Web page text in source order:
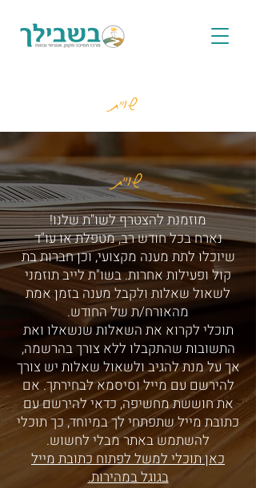
שו"ת
שו"ת
מוזמנת להצטרף לשו"ת שלנו!
נארח בכל חודש רב, מטפלת או עו"ד
שיוכלו לתת מענה מקצועי, וכן חברות בת
קול ופעילות אחרות. בשו"ת לייב תוזמני
לשאול שאלות ולקבל מענה בזמן אמת
מהאורח/ת של החודש.
תוכלי לקרוא את השאלות שנשאלו ואת
התשובות שהתקבלו ללא צורך בהרשמה,
אך על מנת להגיב ולשאול שאלות יש צורך
להירשם עם מייל וסיסמא לבחירתך. אם
את חוששת מחשיפה, כדאי להירשם עם
כתובת מייל שתפתחי לך במיוחד, כך תוכלי
להשתמש באתר מבלי לחשוש.
כאן תוכלי למשל לפתוח כתובת מייל
בגוגל במהירות.